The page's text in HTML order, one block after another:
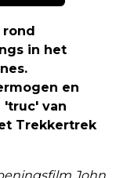
rond
in het
en
'truc' van
Trekkertrek